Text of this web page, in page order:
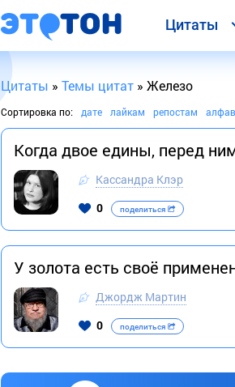
Цитаты
Цитаты » Темы цитат » Железо
Сортировка по: дате лайкам репостам
Когда двое едины, перед
Кассандра Клэр
0
поделиться
У золота есть своё
Джордж Мартин
0
поделиться